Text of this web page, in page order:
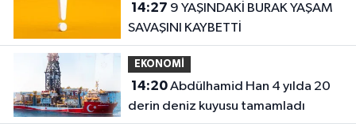
14:27
SAVAŞINI KAYBETTİ
EKONOMİ
14:20Abdülhamid Han 4 yılda 20
derin deniz kuyusu tamamladı